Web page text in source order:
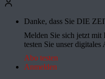
Danke, dass Sie DIE
Melden Sie sich jetzt mit
testen Sie unser
Abo testen
Anmelden